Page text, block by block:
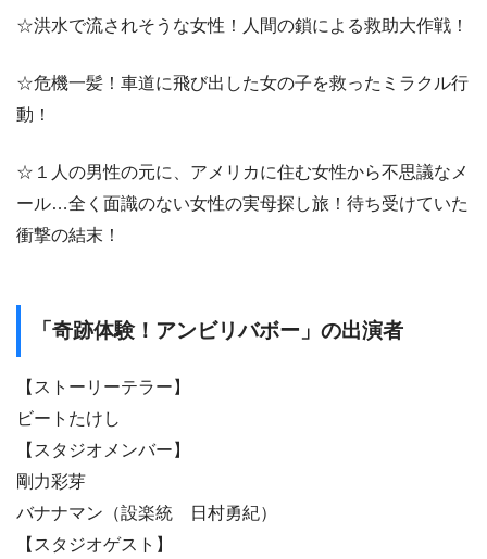
☆洪水で流されそうな女性！人間の鎖による救助大作戦！
☆危機一髪！車道に飛び出した女の子を救ったミラクル行
動！
☆１人の男性の元に、アメリカに住む女性から不思議なメ
ール…全く面識のない女性の実母探し旅！待ち受けていた
衝撃の結末！
「奇跡体験！アンビリバボー」の出演者
【ストーリーテラー】
ビートたけし
【スタジオメンバー】
剛力彩芽
バナナマン（設楽統 日村勇紀）
【スタジオゲスト】